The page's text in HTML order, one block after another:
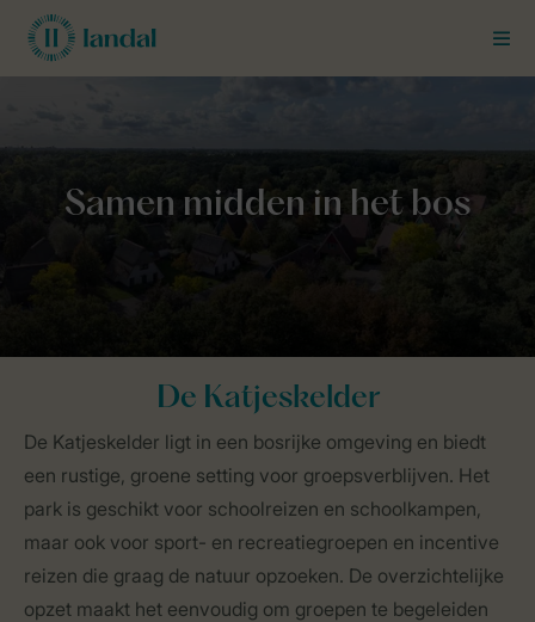
De Katjeskelder
De Katjeskelder ligt in een bosrijke omgeving en biedt
een rustige, groene setting voor groepsverblijven. Het
park is geschikt voor schoolreizen en schoolkampen,
maar ook voor sport- en recreatiegroepen en incentive
reizen die graag de natuur opzoeken. De overzichtelijke
opzet maakt het eenvoudig om groepen te begeleiden